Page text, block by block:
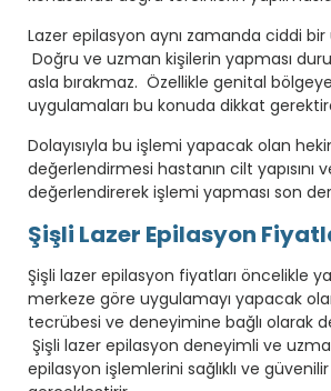
Lazer epilasyon aynı zamanda ciddi bir
Doğru ve uzman kişilerin yapması
asla bırakmaz. Özellikle genital
uygulamaları bu konuda dikkat
Dolayısıyla bu işlemi yapacak olan
değerlendirmesi hastanın cilt yapısını
değerlendirerek işlemi yapması son
Şişli Lazer Epilasyon
Şişli lazer epilasyon fiyatları öncelikle
merkeze göre uygulamayı yapacak
tecrübesi ve deneyimine bağlı olarak
Şişli lazer epilasyon deneyimli ve
epilasyon işlemlerini sağlıklı ve